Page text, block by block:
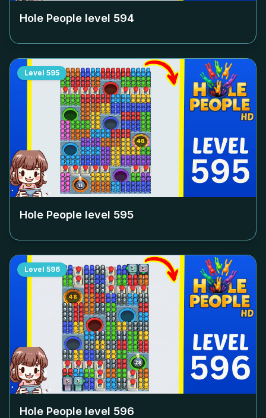
Hole People level 594
Level 595
Hole People level 595
Level 596
Hole People level 596